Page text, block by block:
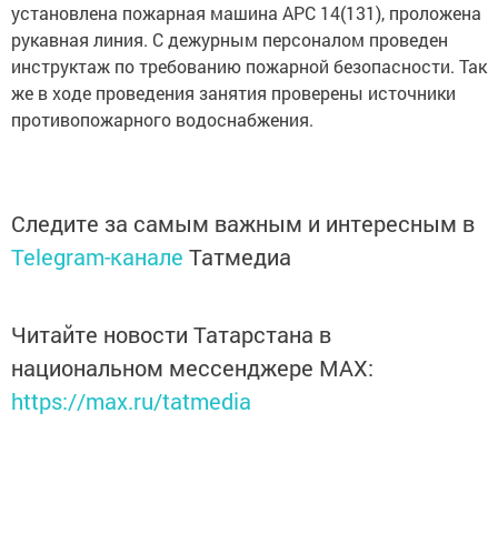
установлена пожарная машина АРС 14(131), проложена
рукавная линия. С дежурным персоналом проведен
инструктаж по требованию пожарной безопасности. Так
же в ходе проведения занятия проверены источники
противопожарного водоснабжения.
Следите за самым важным и интересным в
Telegram-канале Татмедиа
Читайте новости Татарстана в
национальном мессенджере MАХ:
https://max.ru/tatmedia